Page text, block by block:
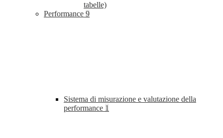
tabelle)
Performance 9
Sistema di misurazione e valutazione della
performance 1